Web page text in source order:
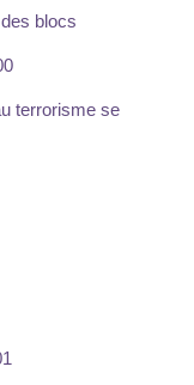
blocs
terrorisme se